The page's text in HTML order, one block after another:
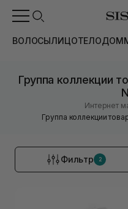
ВОЛОСЫЛИЦОТЕЛОДОМ
Группа коллекции
Интернет
Группа коллекции
Фильтр 2